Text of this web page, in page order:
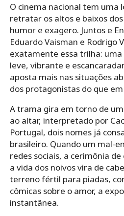
O cinema nacional tem uma
retratar os altos e baixos
humor e exagero. Juntos e
Eduardo Vaisman e Rodrigo
exatamente essa trilha:
leve, vibrante e
aposta mais nas situações
dos protagonistas do que
A trama gira em torno de
ao altar, interpretado por
Portugal, dois nomes já
brasileiro. Quando um mal-
redes sociais, a cerimônia
a vida dos noivos vira de
terreno fértil para piadas,
cômicas sobre o amor, a
instantânea.